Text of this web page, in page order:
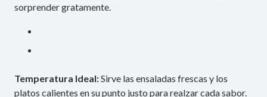
sorprender gratamente.
Temperatura Ideal:Sirve las ensaladas frescas y los
platos calientes en su punto justo para realzar cada sabor.